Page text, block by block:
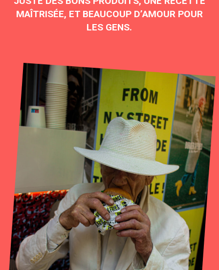
MAÎTRISÉE, ET BEAUCOUP D’AMOUR POUR
LES GENS.